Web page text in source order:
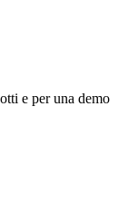
e per una demo